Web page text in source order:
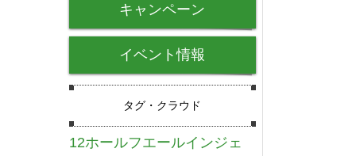
キャンペーン
イベント情報
タグ・クラウド
12ホールフエールインジェ